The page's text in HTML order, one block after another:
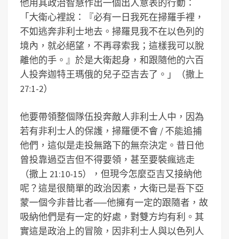
他用其政治智慧作出一個出人意表的行動：
「大衛心裡說：『必有一日我死在掃羅手裡，
不如逃奔非利士地去。掃羅見我不在以色列的
境內，就必絕望，不再尋索我；這樣我可以脫
離他的手。』於是大衛起身，和跟隨他的六百
人投奔迦特王瑪俄的兒子亞吉去了。」（撒上
27:1-2）
他要帶領整個隊伍投奔敵人非利士人中，因為
若有非利士人的保護，掃羅便不會 / 不能追捕
他們，這似是走投無路下的無奈決定。昔日他
曾投靠過亞吉但不得要領，甚至要裝瘋逃走
（撒上 21:10-15），但現今怎麼亞吉又接納他
呢？這是很簡單的政治因素，大衛已是吾下亞
蒙一個今非昔比者──他擁有一定的跟隨者，故
吸納他們是有一定的好處，對雙方均有利。其
實這是政治上的冒險，因非利士人與以色列人